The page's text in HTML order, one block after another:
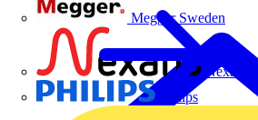
Megger Sweden
Nexans
Philips